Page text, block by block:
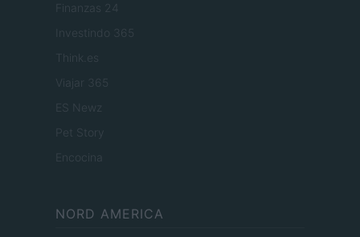
Finanzas 24
Investindo 365
Think.es
Viajar 365
ES Newz
Pet Story
Encocina
NORD AMERICA